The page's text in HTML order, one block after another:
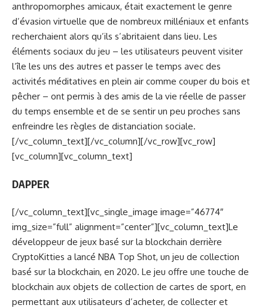
anthropomorphes amicaux, était exactement le genre
d’évasion virtuelle que de nombreux milléniaux et enfants
recherchaient alors qu’ils s’abritaient dans lieu. Les
éléments sociaux du jeu – les utilisateurs peuvent visiter
l’île les uns des autres et passer le temps avec des
activités méditatives en plein air comme couper du bois et
pêcher – ont permis à des amis de la vie réelle de passer
du temps ensemble et de se sentir un peu proches sans
enfreindre les règles de distanciation sociale.
[/vc_column_text][/vc_column][/vc_row][vc_row]
[vc_column][vc_column_text]
DAPPER
[/vc_column_text][vc_single_image image=”46774″
img_size=”full” alignment=”center”][vc_column_text]Le
développeur de jeux basé sur la blockchain derrière
CryptoKitties a lancé NBA Top Shot, un jeu de collection
basé sur la blockchain, en 2020. Le jeu offre une touche de
blockchain aux objets de collection de cartes de sport, en
permettant aux utilisateurs d’acheter, de collecter et